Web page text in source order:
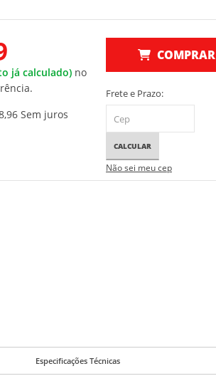
já calculado) no
Sem juros
COMPRAR
Frete e Prazo:
CALCULAR
Não sei meu cep
Especificações Técnicas